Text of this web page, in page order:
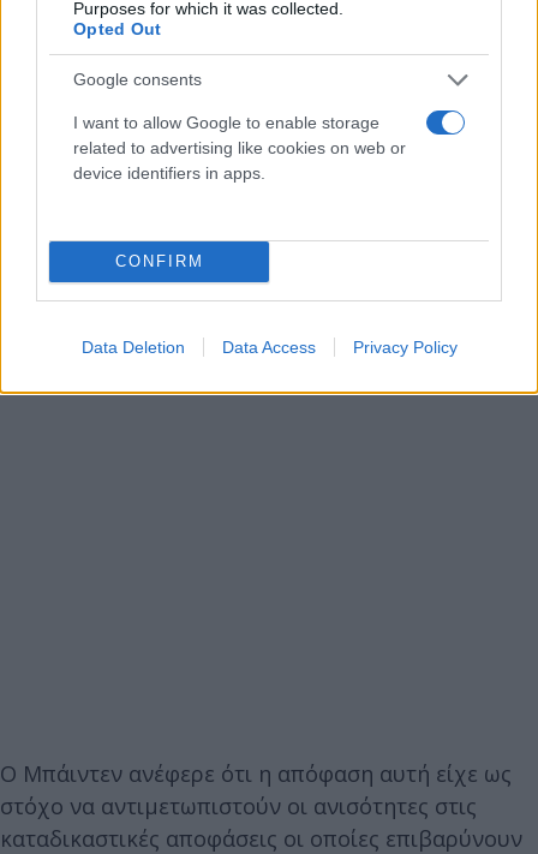
Purposes for which it was collected.
Opted Out
Google consents
I want to allow Google to enable storage
related to advertising like cookies on web or
device identifiers in apps.
CONFIRM
Data Deletion Data Access Privacy Policy
Ο Μπάιντεν ανέφερε ότι η απόφαση αυτή είχε ως
στόχο να αντιμετωπιστούν οι ανισότητες στις
καταδικαστικές αποφάσεις οι οποίες επιβαρύνουν